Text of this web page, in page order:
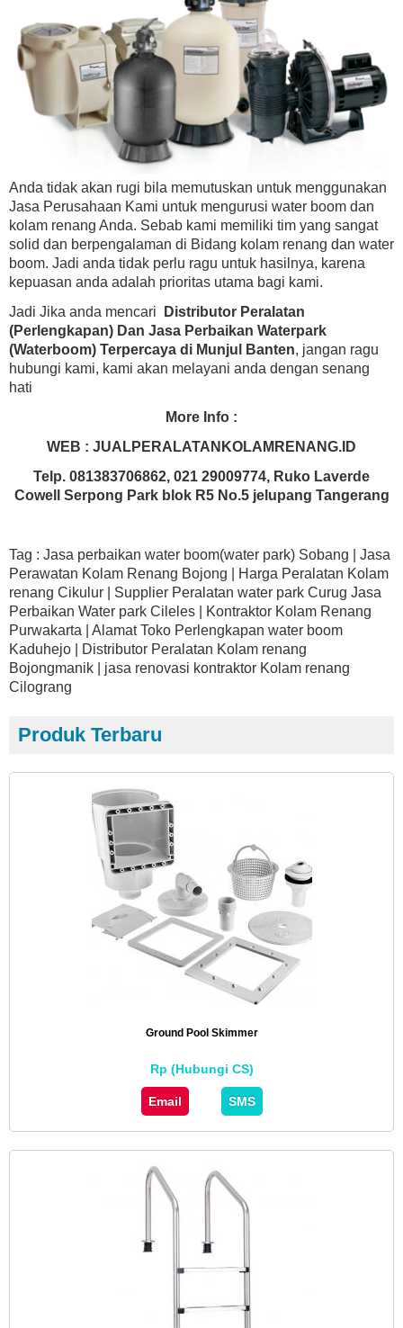
Anda tidak akan rugi bila memutuskan untuk menggunakan
Jasa Perusahaan Kami untuk mengurusi water boom dan
kolam renang Anda. Sebab kami memiliki tim yang sangat
solid dan berpengalaman di Bidang kolam renang dan water
boom. Jadi anda tidak perlu ragu untuk hasilnya, karena
kepuasan anda adalah prioritas utama bagi kami.
Jadi Jika anda mencari
Distributor Peralatan
(Perlengkapan) Dan Jasa Perbaikan Waterpark
(Waterboom) Terpercaya di Munjul Banten, jangan ragu
hubungi kami, kami akan melayani anda dengan senang
hati
More Info :
WEB : JUALPERALATANKOLAMRENANG.ID
Telp. 081383706862, 021 29009774, Ruko Laverde
Cowell Serpong Park blok R5 No.5 jelupang Tangerang
Tag : Jasa perbaikan water boom(water park) Sobang | Jasa
Perawatan Kolam Renang Bojong | Harga Peralatan Kolam
renang Cikulur | Supplier Peralatan water park Curug Jasa
Perbaikan Water park Cileles | Kontraktor Kolam Renang
Purwakarta | Alamat Toko Perlengkapan water boom
Kaduhejo | Distributor Peralatan Kolam renang
Bojongmanik | jasa renovasi kontraktor Kolam renang
Cilograng
Produk Terbaru
Ground Pool Skimmer
Rp (Hubungi CS)
Email SMS